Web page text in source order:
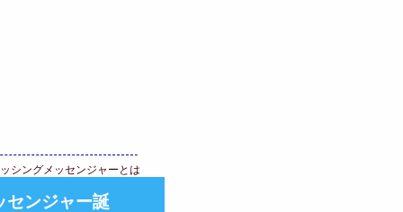
シングメッセンジャーとは
センジャー誕